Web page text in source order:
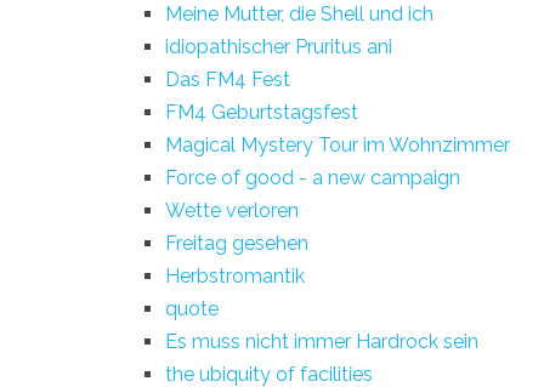
Meine Mutter, die Shell und ich
idiopathischer Pruritus ani
Das FM4 Fest
FM4 Geburtstagsfest
Magical Mystery Tour im Wohnzimmer
Force of good - a new campaign
Wette verloren
Freitag gesehen
Herbstromantik
quote
Es muss nicht immer Hardrock sein
the ubiquity of facilities